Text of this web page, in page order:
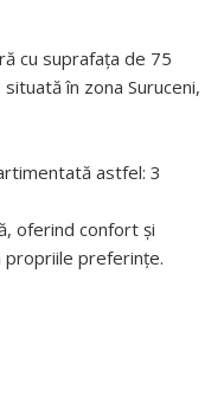
cu suprafața de 75
în zona Suruceni,
astfel: 3
oferind confort și
propriile preferințe.